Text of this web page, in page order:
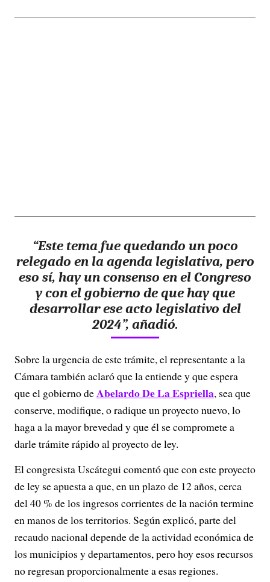
“Este tema fue quedando un poco
relegado en la agenda legislativa, pero
eso sí, hay un consenso en el Congreso
y con el gobierno de que hay que
desarrollar ese acto legislativo del
2024”, añadió.
Sobre la urgencia de este trámite, el representante a la
Cámara también aclaró que la entiende y que espera
que el gobierno deAbelardo De La Espriella, sea que
conserve, modifique, o radique un proyecto nuevo, lo
haga a la mayor brevedad y que él se compromete a
darle trámite rápido al proyecto de ley.
El congresista Uscátegui comentó que con este proyecto
de ley se apuesta a que, en un plazo de 12 años, cerca
del 40 % de los ingresos corrientes de la nación termine
en manos de los territorios. Según explicó, parte del
recaudo nacional depende de la actividad económica de
los municipios y departamentos, pero hoy esos recursos
no regresan proporcionalmente a esas regiones.